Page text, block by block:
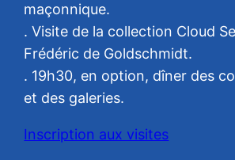
maçonnique.
. Visite de la collection Cloud
Frédéric de Goldschmidt.
. 19h30, en option, dîner des
et des galeries.
Inscription aux visites